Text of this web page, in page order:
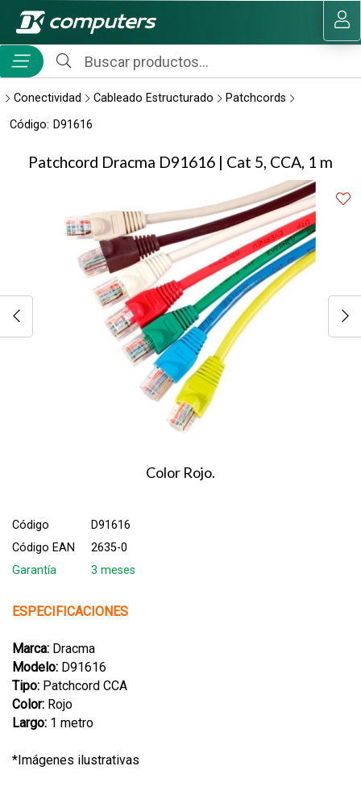
Compartir por email
Enviar
MI COMPRA
Conectividad Cableado Estructurado
Patchcords
Código: D91616
Patchcord Dracma D91616 | Cat 5, CCA, 1 m
Color Rojo.
Código
D91616
Código EAN
2635-0
Garantía
3 meses
ESPECIFICACIONES
Marca: Dracma
Modelo: D91616
Tipo: Patchcord CCA
Color: Rojo
Largo: 1 metro
*Imágenes ilustrativas